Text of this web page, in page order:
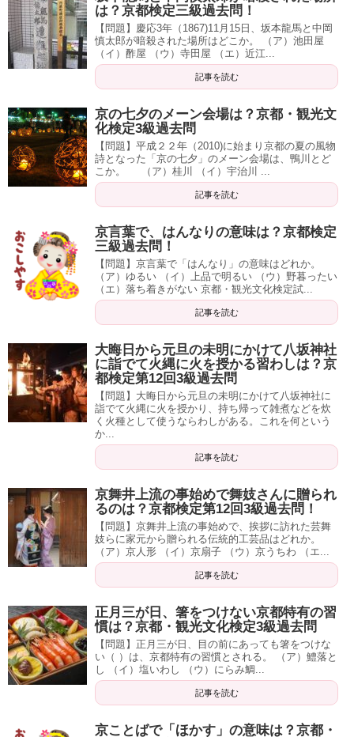
は？京都検定三級過去問！
【問題】慶応3年（1867)11月15日、坂本龍馬と中岡
慎太郎が暗殺された場所はどこか。 （ア）池田屋
（イ）酢屋 （ウ）寺田屋 （エ）近江...
記事を読む
京の七夕のメーン会場は？京都・観光文
化検定3級過去問
【問題】平成２２年（2010)に始まり京都の夏の風物
詩となった「京の七夕」のメーン会場は、鴨川とど
こか。 （ア）桂川 （イ）宇治川 ...
記事を読む
京言葉で、はんなりの意味は？京都検定
三級過去問！
【問題】京言葉で「はんなり」の意味はどれか。
（ア）ゆるい （イ）上品で明るい （ウ）野暮ったい
（エ）落ち着きがない 京都・観光文化検定試...
記事を読む
大晦日から元旦の未明にかけて八坂神社
に詣でて火縄に火を授かる習わしは？京
都検定第12回3級過去問
【問題】大晦日から元旦の未明にかけて八坂神社に
詣でて火縄に火を授かり、持ち帰って雑煮などを炊
く火種として使うならわしがある。これを何という
か...
記事を読む
京舞井上流の事始めで舞妓さんに贈られ
るのは？京都検定第12回3級過去問！
【問題】京舞井上流の事始めで、挨拶に訪れた芸舞
妓らに家元から贈られる伝統的工芸品はどれか。
（ア）京人形 （イ）京扇子 （ウ）京うちわ （エ...
記事を読む
正月三が日、箸をつけない京都特有の習
慣は？京都・観光文化検定3級過去問
【問題】正月三が日、目の前にあっても箸をつけな
い（ ）は、京都特有の習慣とされる。 （ア）鱧落と
し （イ）塩いわし （ウ）にらみ鯛...
記事を読む
京ことばで「ほかす」の意味は？京都・